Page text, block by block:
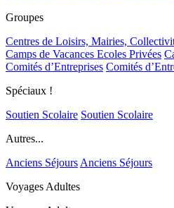
Groupes
Centres de Loisirs, Mairies,
Camps de Vacances Ecoles Privées
Comités d’Entreprises Comités
Spéciaux !
Soutien Scolaire Soutien Scolaire
Autres...
Anciens Séjours Anciens Séjours
Voyages Adultes